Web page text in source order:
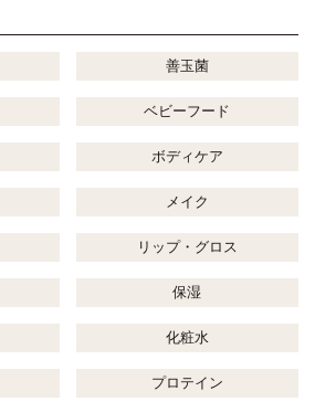
善玉菌
ベビーフード
ボディケア
メイク
リップ・グロス
保湿
化粧水
プロテイン